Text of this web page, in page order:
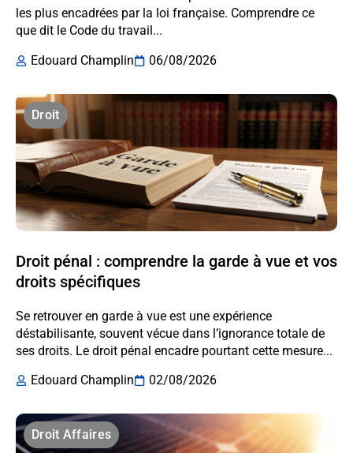
les plus encadrées par la loi française. Comprendre ce
que dit le Code du travail...
Edouard Champlin
06/08/2026
Droit
Droit pénal : comprendre la garde à vue et vos
droits spécifiques
Se retrouver en garde à vue est une expérience
déstabilisante, souvent vécue dans l’ignorance totale de
ses droits. Le droit pénal encadre pourtant cette mesure...
Edouard Champlin
02/08/2026
Droit Affaires